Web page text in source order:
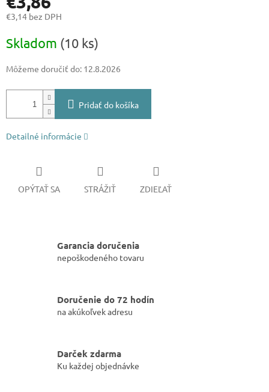
€3,14 bez DPH
cena:
Skladom (10 ks)
Môžeme doručiť do: 12.8.2026
Pridať do košíka
Detailné informácie
OPÝTAŤ SA STRÁŽIŤ ZDIEĽAŤ
Garancia doručenia
nepoškodeného tovaru
Doručenie do 72 hodín
na akúkoľvek adresu
Darček zdarma
Ku každej objednávke